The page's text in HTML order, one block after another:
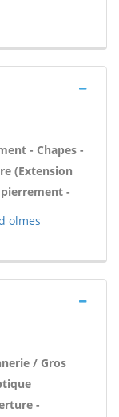
- Chapes -
(Extension
-
olmes
/ Gros
-